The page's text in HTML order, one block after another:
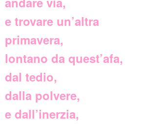
e trovare un’altra
primavera,
lontano da quest’afa,
dal tedio,
dalla polvere,
e dall’inerzia,